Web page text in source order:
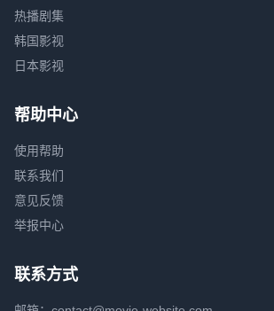
热播剧集
韩国影视
日本影视
帮助中心
使用帮助
联系我们
意见反馈
举报中心
联系方式